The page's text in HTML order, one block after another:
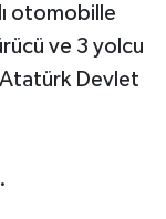
otomobille
ve 3 yolcu
Atatürk Devlet